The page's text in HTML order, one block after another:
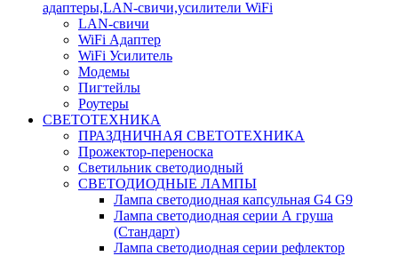
адаптеры,LAN-свичи,усилители WiFi
LAN-свичи
WiFi Адаптер
WiFi Усилитель
Модемы
Пигтейлы
Роутеры
СВЕТОТЕХНИКА
ПРАЗДНИЧНАЯ СВЕТОТЕХНИКА
Прожектор-переноска
Светильник светодиодный
СВЕТОДИОДНЫЕ ЛАМПЫ
Лампа светодиодная капсульная G4 G9
Лампа светодиодная серии А груша
(Стандарт)
Лампа светодиодная серии рефлектор